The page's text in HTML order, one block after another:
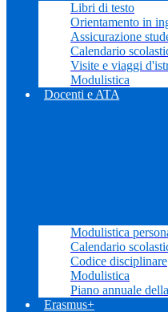
Libri di testo
Orientamento in
Assicurazione
Calendario
Visite e viaggi
Modulistica
Docenti e ATA
Modulistica
Calendario
Codice disciplinare
Modulistica
Piano annuale
Erasmus+